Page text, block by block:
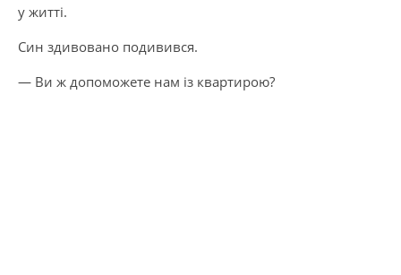
у житті.
Син здивовано подивився.
— Ви ж допоможете нам із квартирою?